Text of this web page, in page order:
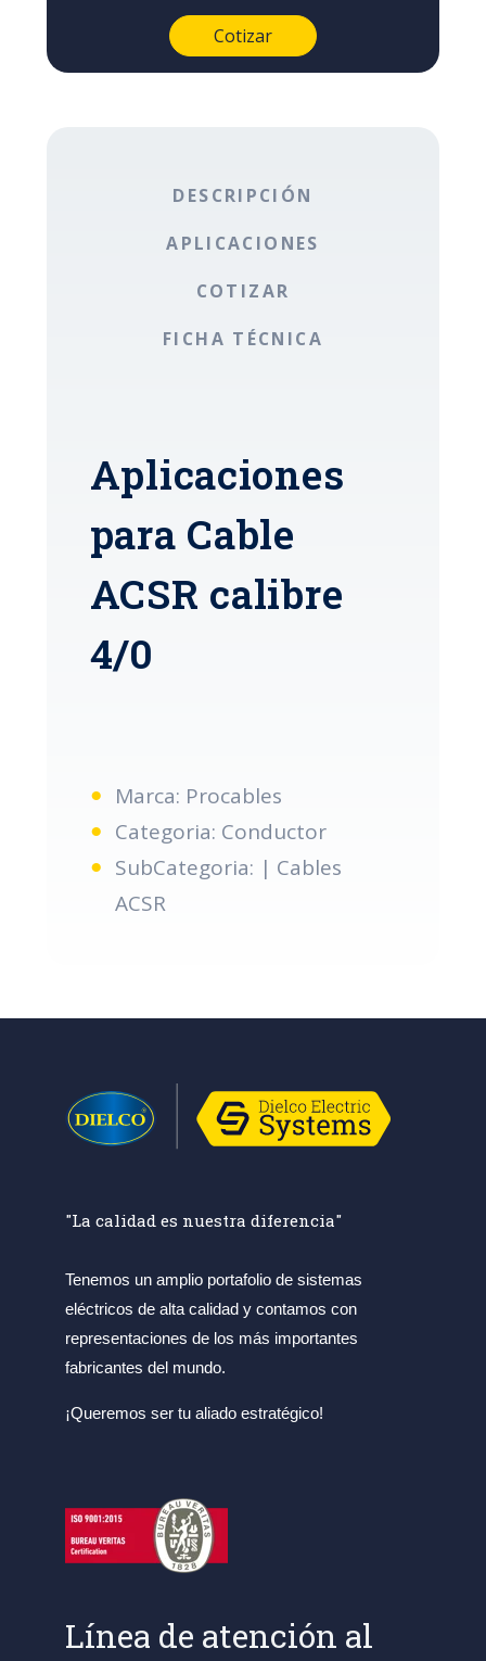
DESCRIPCIÓN
APLICACIONES
COTIZAR
FICHA TÉCNICA
Aplicaciones
para Cable
ACSR calibre
4/0
Marca: Procables
Categoria: Conductor
SubCategoria: | Cables
ACSR
"La calidad es nuestra diferencia"
Tenemos un amplio portafolio de sistemas
eléctricos de alta calidad y contamos con
representaciones de los más importantes
fabricantes del mundo.
¡Queremos ser tu aliado estratégico!
Línea de atención al